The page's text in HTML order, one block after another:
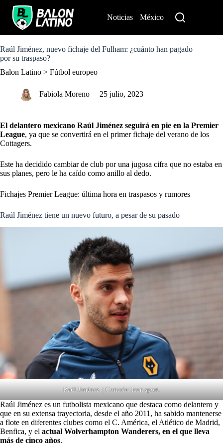
o
c
n
Noticias México
Raúl Jiménez, nuevo fichaje del Fulham: ¿cuánto han pagado
por su traspaso?
Balon Latino > Fútbol europeo
Fabiola Moreno 25 julio, 2023
El delantero mexicano Raúl Jiménez seguirá en pie en la Premier
League, ya que se convertirá en el primer fichaje del verano de los
Cottagers.
Este ha decidido cambiar de club por una jugosa cifra que no estaba en
sus planes, pero le ha caído como anillo al dedo.
Fichajes Premier League: última hora en traspasos y rumores
Raúl Jiménez tiene un nuevo futuro, a pesar de su pasado
Raúl Jiménez. | Cortesía: Icon sport.
Raúl Jiménez es un futbolista mexicano que destaca como delantero y
que en su extensa trayectoria, desde el año 2011, ha sabido mantenerse
a flote en diferentes clubes como el C. América, el Atlético de Madrid,
Benfica, y el actual Wolverhampton Wanderers, en el que lleva
más de cinco años.